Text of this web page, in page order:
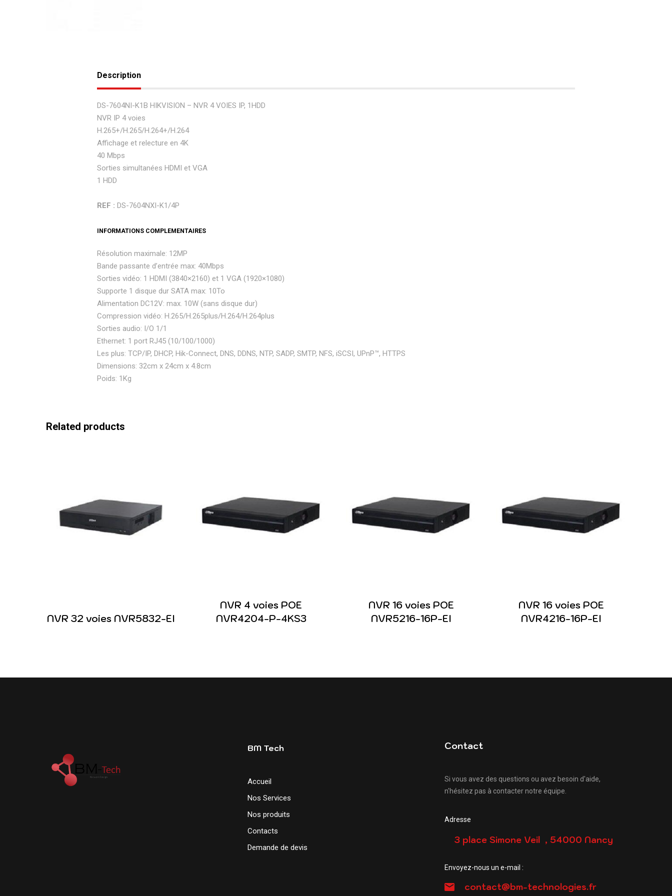
Description
DS-7604NI-K1B HIKVISION – NVR 4 VOIES IP, 1HDD
NVR IP 4 voies
H.265+/H.265/H.264+/H.264
Affichage et relecture en 4K
40 Mbps
Sorties simultanées HDMI et VGA
1 HDD
REF : DS-7604NXI-K1/4P
INFORMATIONS COMPLEMENTAIRES
Résolution maximale: 12MP
Bande passante d’entrée max: 40Mbps
Sorties vidéo: 1 HDMI (3840×2160) et 1 VGA (1920×1080)
Supporte 1 disque dur SATA max: 10To
Alimentation DC12V: max. 10W (sans disque dur)
Compression vidéo: H.265/H.265plus/H.264/H.264plus
Sorties audio: I/O 1/1
Ethernet: 1 port RJ45 (10/100/1000)
Les plus: TCP/IP, DHCP, Hik-Connect, DNS, DDNS, NTP, SADP, SMTP, NFS, iSCSI, UPnP™, HTTPS
Dimensions: 32cm x 24cm x 4.8cm
Poids: 1Kg
Related products
NVR 32 voies NVR5832-EI
NVR 4 voies POE
NVR4204-P-4KS3
NVR 16 voies POE
NVR5216-16P-EI
NVR 16 voies POE
NVR4216-16P-EI
BM Tech
Accueil
Nos Services
Nos produits
Contacts
Demande de devis
Contact
Si vous avez des questions ou avez besoin d'aide,
n'hésitez pas à contacter notre équipe.
Adresse
3 place Simone Veil , 54000 Nancy
Envoyez-nous un e-mail :
contact@bm-technologies.fr